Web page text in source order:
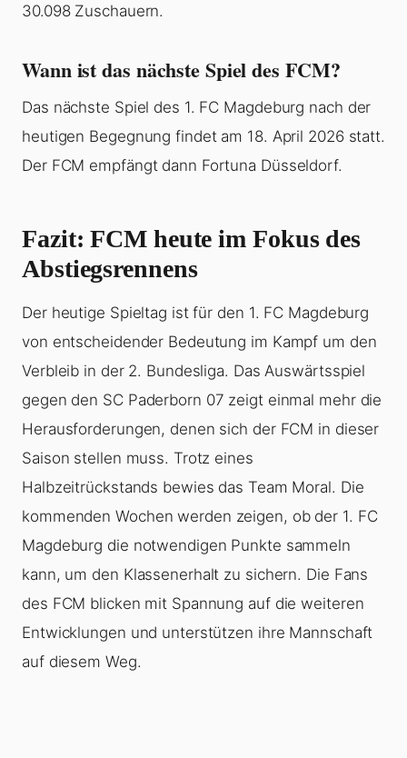
30.098 Zuschauern.
Wann ist das nächste Spiel des FCM?
Das nächste Spiel des 1. FC Magdeburg nach der
heutigen Begegnung findet am 18. April 2026 statt.
Der FCM empfängt dann Fortuna Düsseldorf.
Fazit: FCM heute im Fokus des
Abstiegsrennens
Der heutige Spieltag ist für den 1. FC Magdeburg
von entscheidender Bedeutung im Kampf um den
Verbleib in der 2. Bundesliga. Das Auswärtsspiel
gegen den SC Paderborn 07 zeigt einmal mehr die
Herausforderungen, denen sich der FCM in dieser
Saison stellen muss. Trotz eines
Halbzeitrückstands bewies das Team Moral. Die
kommenden Wochen werden zeigen, ob der 1. FC
Magdeburg die notwendigen Punkte sammeln
kann, um den Klassenerhalt zu sichern. Die Fans
des FCM blicken mit Spannung auf die weiteren
Entwicklungen und unterstützen ihre Mannschaft
auf diesem Weg.